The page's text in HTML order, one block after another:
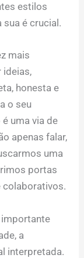
estilos
é crucial.
mais
ideias,
honesta e
o seu
uma via de
apenas falar,
uma
portas
colaborativos.
importante
a
interpretada.